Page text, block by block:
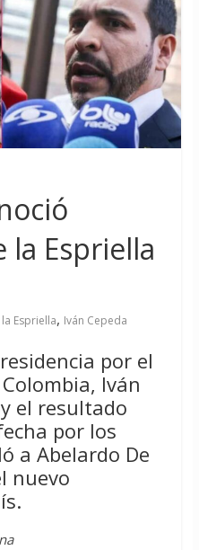
Espriella
Espriella, Iván Cepeda
por el
Iván
el resultado
por los
a Abelardo De
nuevo